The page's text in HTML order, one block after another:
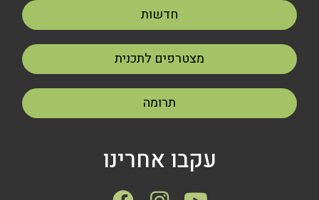
חדשות
מצטרפים לתכנית
תרומה
עקבו אחרינו